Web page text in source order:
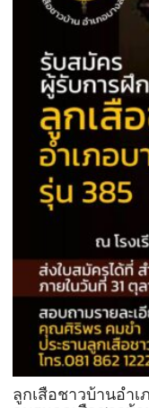
ลูกเสือชาวบ้านอำ